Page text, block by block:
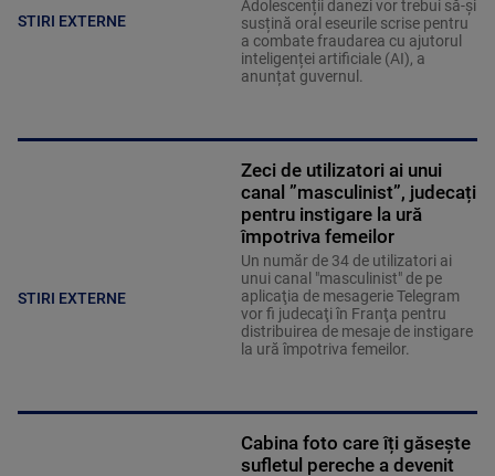
STIRI EXTERNE
Adolescenții danezi vor trebui să-și
susțină oral eseurile scrise pentru
a combate fraudarea cu ajutorul
inteligenței artificiale (AI), a
anunțat guvernul.
STIRI EXTERNE
Zeci de utilizatori ai unui
canal ”masculinist”, judecați
pentru instigare la ură
împotriva femeilor
Un număr de 34 de utilizatori ai
unui canal "masculinist" de pe
aplicaţia de mesagerie Telegram
vor fi judecaţi în Franţa pentru
distribuirea de mesaje de instigare
la ură împotriva femeilor.
Cabina foto care îți găsește
sufletul pereche a devenit